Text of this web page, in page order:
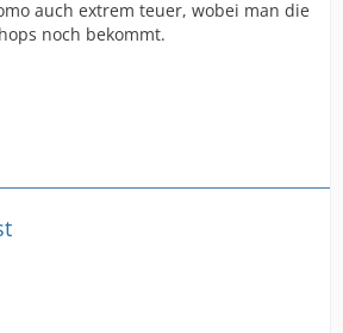
auch extrem teuer, wobei man die
noch bekommt.